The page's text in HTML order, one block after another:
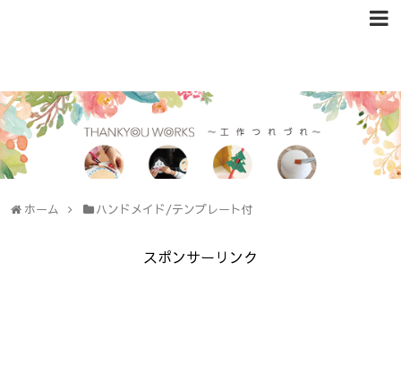
ホーム ハンドメイド/テンプレート付
スポンサーリンク